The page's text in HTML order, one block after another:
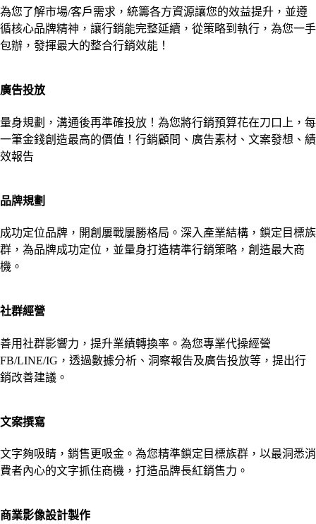
為您了解市場/客戶需求，統籌各方資源讓您的效益提升，並遵
循核心品牌精神，讓行銷能完整延續，從策略到執行，為您一手
包辦，發揮最大的整合行銷效能！
廣告投放
量身規劃，溝通後再準確投放！為您將行銷預算花在刀口上，每
一筆金錢創造最高的價值！行銷顧問、廣告素材、文案發想、績
效報告
品牌規劃
成功定位品牌，開創屢戰屢勝格局。深入產業結構，鎖定目標族
群，為品牌成功定位，並量身打造精準行銷策略，創造最大商
機。
社群經營
善用社群影響力，提升業績轉換率。為您專業代操經營
FB/LINE/IG，透過數據分析、洞察報告及廣告投放等，提出行
銷改善建議。
文案撰寫
文字夠吸睛，銷售更吸金。為您精準鎖定目標族群，以最洞悉消
費者內心的文字抓住商機，打造品牌長紅銷售力。
商業影像設計製作